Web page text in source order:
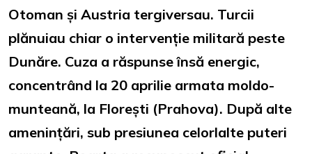
Otoman și Austria tergiversau. Turcii
plănuiau chiar o intervenție militară peste
Dunăre. Cuza a răspunse însă energic,
concentrând la 20 aprilie armata moldo-
munteană, la Florești (Prahova). După alte
amenințări, sub presiunea celorlalte puteri